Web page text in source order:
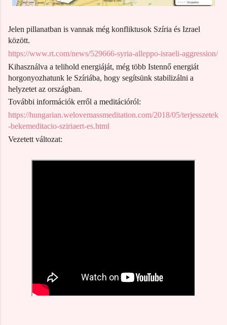
Jelen pillanatban is vannak még konfliktusok Szíria és Izrael
között.
https://www.rt.com/news/529666-syria-alleppo-israeli-aggression/
Kihasználva a telihold energiáját, még több Istennő energiát
horgonyozhatunk le Szíriába, hogy segítsünk stabilizálni a
helyzetet az országban.
További információk erről a meditációról:
https://hungarian.welovemassmeditation.com/2018/05/terjesszetek
-bekemeditacio-sziriaert-es.html
Vezetett változat: